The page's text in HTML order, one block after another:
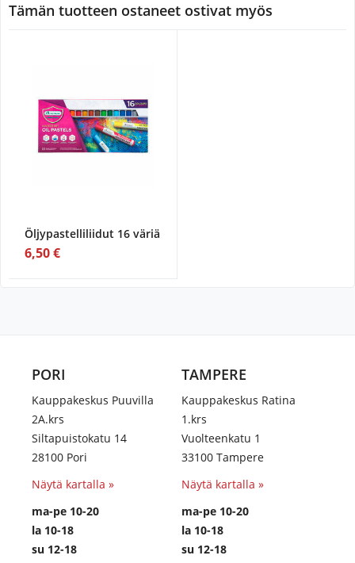
Tämän tuotteen ostaneet ostivat myös
Öljypastelliliidut 16 väriä
6,50 €
PORI
Kauppakeskus Puuvilla
2A.krs
Siltapuistokatu 14
28100 Pori
Näytä kartalla »
ma-pe 10-20
la 10-18
su 12-18
TAMPERE
Kauppakeskus Ratina
1.krs
Vuolteenkatu 1
33100 Tampere
Näytä kartalla »
ma-pe 10-20
la 10-18
su 12-18